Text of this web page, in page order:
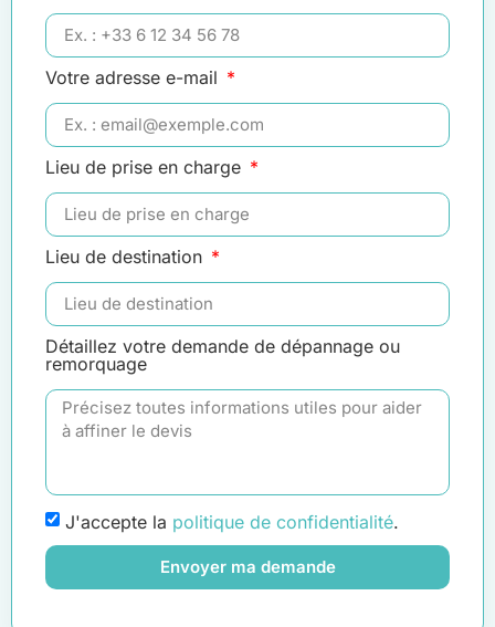
Votre adresse e-mail
Lieu de prise en charge
Lieu de destination
Détaillez votre demande de dépannage ou
remorquage
J'accepte la politique de confidentialité.
Envoyer ma demande